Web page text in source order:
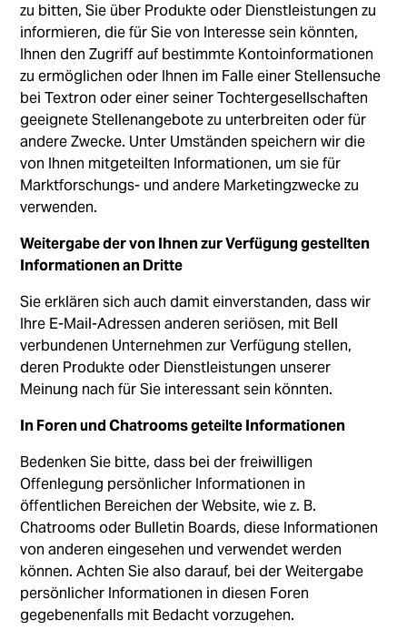
zu bitten, Sie über Produkte oder Dienstleistungen zu
informieren, die für Sie von Interesse sein könnten,
Ihnen den Zugriff auf bestimmte Kontoinformationen
zu ermöglichen oder Ihnen im Falle einer Stellensuche
bei Textron oder einer seiner Tochtergesellschaften
geeignete Stellenangebote zu unterbreiten oder für
andere Zwecke. Unter Umständen speichern wir die
von Ihnen mitgeteilten Informationen, um sie für
Marktforschungs- und andere Marketingzwecke zu
verwenden.
Weitergabe der von Ihnen zur Verfügung gestellten
Informationen an Dritte
Sie erklären sich auch damit einverstanden, dass wir
Ihre E-Mail-Adressen anderen seriösen, mit Bell
verbundenen Unternehmen zur Verfügung stellen,
deren Produkte oder Dienstleistungen unserer
Meinung nach für Sie interessant sein könnten.
In Foren und Chatrooms geteilte Informationen
Bedenken Sie bitte, dass bei der freiwilligen
Offenlegung persönlicher Informationen in
öffentlichen Bereichen der Website, wie z. B.
Chatrooms oder Bulletin Boards, diese Informationen
von anderen eingesehen und verwendet werden
können. Achten Sie also darauf, bei der Weitergabe
persönlicher Informationen in diesen Foren
gegebenenfalls mit Bedacht vorzugehen.